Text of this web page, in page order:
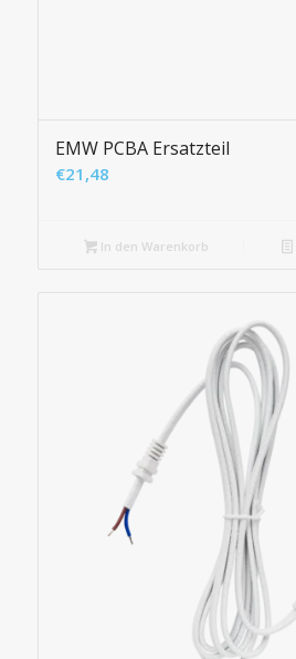
EMW PCBA Ersatzteil
€21,48
In den Warenkorb